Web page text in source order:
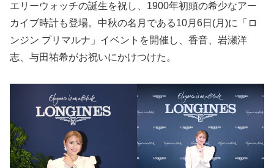
エリーウォッチの誕生を祝し、1900年初頭の希少なアー
カイブ時計も登場。中秋の名月である10月6日(月)に「ロ
ンジン プリマルナ」イベントを開催し、香音、岩瀬洋
志、与田祐希がお祝いにかけつけた。